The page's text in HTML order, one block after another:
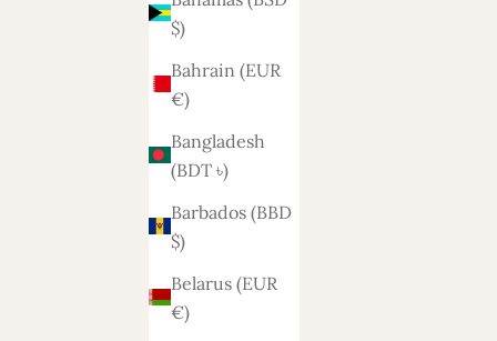
$)
Bahrain (EUR
€)
Bangladesh
(BDT ৳)
Barbados (BBD
$)
Belarus (EUR
€)